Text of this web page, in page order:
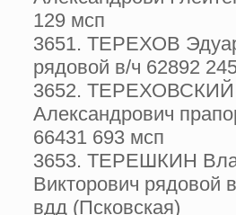
129 мсп
3651. ТЕРЕХОВ
рядовой в/ч 62892
3652. ТЕРЕХОВСКИЙ
Александрович
66431 693 мсп
3653. ТЕРЕШКИН
Викторович рядовой
вдд (Псковская)